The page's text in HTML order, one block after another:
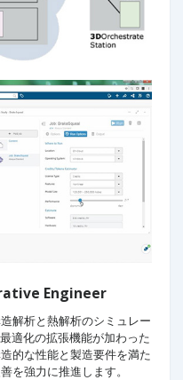
Engineer
解析と熱解析のシミュレー
適化の拡張機能が加わった
的な性能と製造要件を満た
を強力に推進します。